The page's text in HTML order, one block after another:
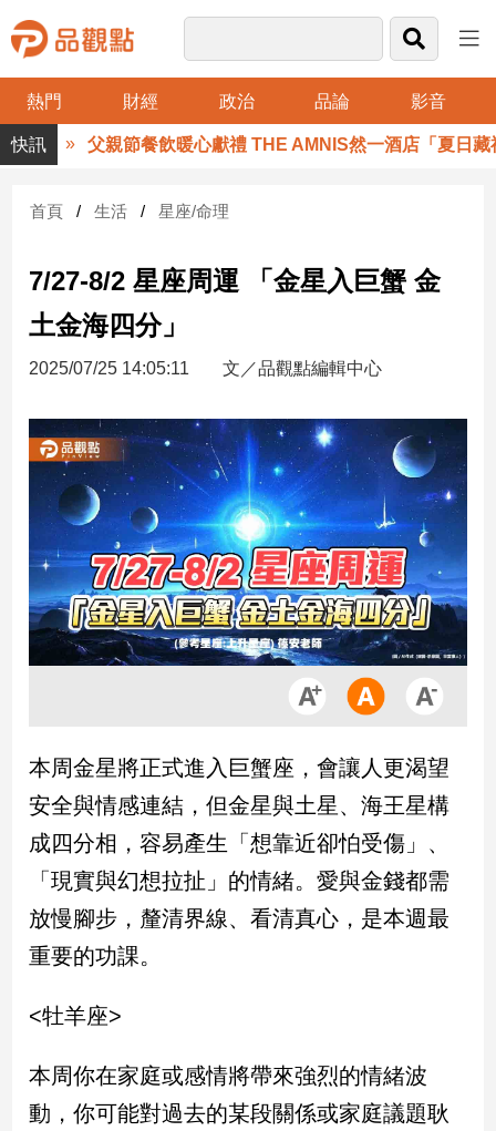
熱門 財經 政治 品論 影音
品
觀
財
台
財
新
產
經/
市
地
產
品
政
治
政
治
焦
品
觀
民
調
國
會
焦
父親節餐飲暖心獻禮 THE AMNIS然一酒店「夏日藏禮」
首頁 生活 星座/命理
7/27-8/2 星座周運 「金星入巨蟹 金
土金海四分」
2025/07/25 14:05:11 文／品觀點編輯中心
本周金星將正式進入巨蟹座，會讓人更渴望
安全與情感連結，但金星與土星、海王星構
成四分相，容易產生「想靠近卻怕受傷」、
「現實與幻想拉扯」的情緒。愛與金錢都需
放慢腳步，釐清界線、看清真心，是本週最
重要的功課。
<牡羊座>
本周你在家庭或感情將帶來強烈的情緒波
動，你可能對過去的某段關係或家庭議題耿